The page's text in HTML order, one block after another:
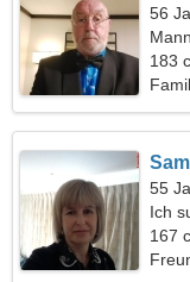
56
183
55
Ich
167